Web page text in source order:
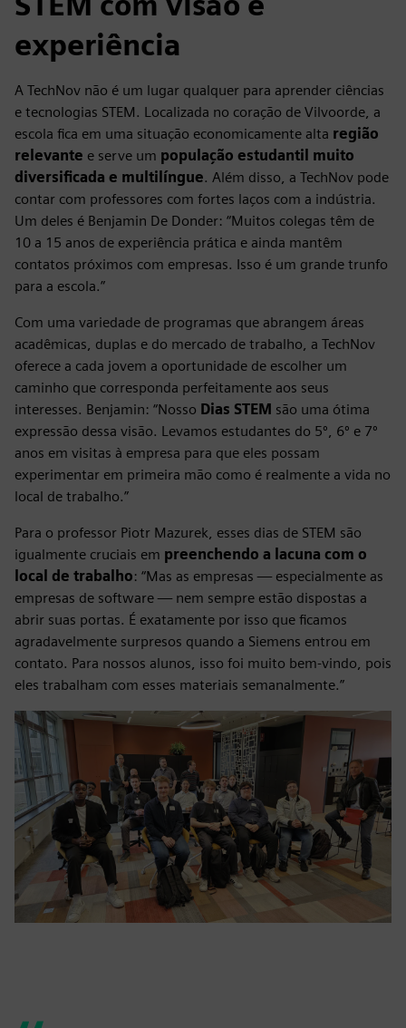
experiência
A TechNov não é um lugar qualquer para aprender ciências
e tecnologias STEM. Localizada no coração de Vilvoorde, a
escola fica em uma situação economicamente alta região
relevante e serve um população estudantil muito
diversificada e multilíngue. Além disso, a TechNov pode
contar com professores com fortes laços com a indústria.
Um deles é Benjamin De Donder: “Muitos colegas têm de
10 a 15 anos de experiência prática e ainda mantêm
contatos próximos com empresas. Isso é um grande trunfo
para a escola.”
Com uma variedade de programas que abrangem áreas
acadêmicas, duplas e do mercado de trabalho, a TechNov
oferece a cada jovem a oportunidade de escolher um
caminho que corresponda perfeitamente aos seus
interesses. Benjamin: “Nosso Dias STEM são uma ótima
expressão dessa visão. Levamos estudantes do 5º, 6º e 7º
anos em visitas à empresa para que eles possam
experimentar em primeira mão como é realmente a vida no
local de trabalho.”
Para o professor Piotr Mazurek, esses dias de STEM são
igualmente cruciais em preenchendo a lacuna com o
local de trabalho: “Mas as empresas — especialmente as
empresas de software — nem sempre estão dispostas a
abrir suas portas. É exatamente por isso que ficamos
agradavelmente surpresos quando a Siemens entrou em
contato. Para nossos alunos, isso foi muito bem-vindo, pois
eles trabalham com esses materiais semanalmente.”